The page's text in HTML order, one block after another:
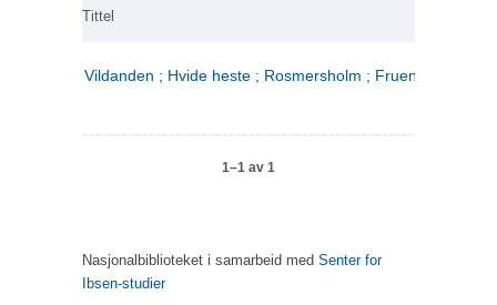
Tittel
Vildanden ; Hvide heste ; Rosmersholm ; Fruen fra havet
1–1 av 1
Nasjonalbiblioteket i samarbeid med Senter for
Ibsen-studier